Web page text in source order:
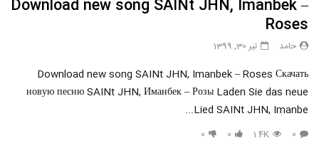
Download new song SAINt JHN, Imanbek –
Roses
حامد تیر 30, 1399
Download new song SAINt JHN, Imanbek – Roses Скачать
новую песню SAINt JHN, Иманбек – Розы Laden Sie das neue
Lied SAINt JHN, Imanbe...
0
1.4K
0
0